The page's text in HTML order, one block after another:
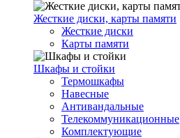
Жесткие диски, карты памяти
Жесткие диски
Карты памяти
Шкафы и стойки
Термошкафы
Навесные
Антивандальные
Телекоммуникационные
Комплектующие